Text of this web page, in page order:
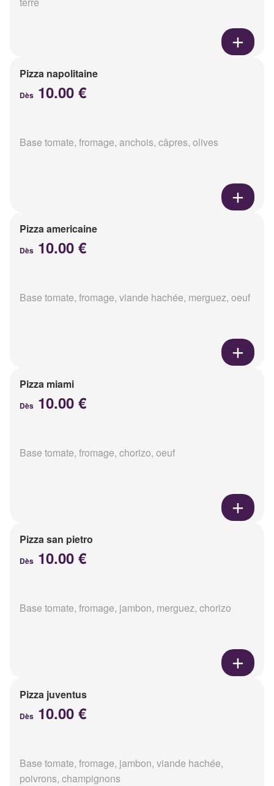
Pizza napolitaine
Dès 10.00 €
Base tomate, fromage, anchois, câpres, olives
Pizza americaine
Dès 10.00 €
Base tomate, fromage, viande hachée, merguez, oeuf
Pizza miami
Dès 10.00 €
Base tomate, fromage, chorizo, oeuf
Pizza san pietro
Dès 10.00 €
Base tomate, fromage, jambon, merguez, chorizo
Pizza juventus
Dès 10.00 €
Base tomate, fromage, jambon, viande hachée,
poivrons, champignons